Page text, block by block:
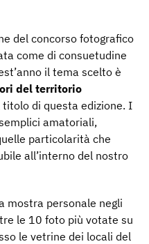
del concorso fotografico
come di consuetudine
il tema scelto è
del territorio
titolo di questa edizione. I
amatoriali,
particolarità che
all’interno del nostro
mostra personale negli
le 10 foto più votate su
le vetrine dei locali del